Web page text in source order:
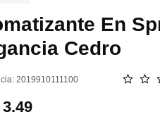
En
Cedro
:2019910111100 ☆ ☆
3.49